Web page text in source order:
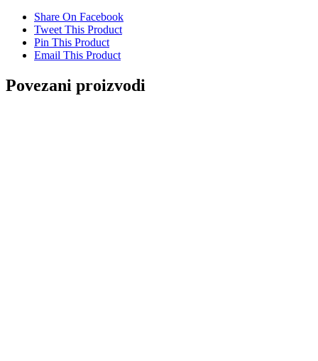
Share On Facebook
Tweet This Product
Pin This Product
Email This Product
Povezani proizvodi